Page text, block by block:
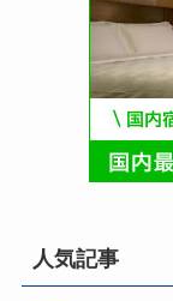
人気記事